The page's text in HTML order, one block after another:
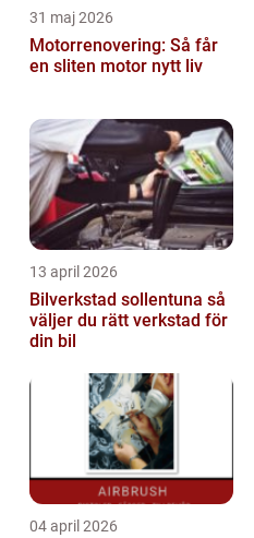
31 maj 2026
Motorrenovering: Så får
en sliten motor nytt liv
13 april 2026
Bilverkstad sollentuna så
väljer du rätt verkstad för
din bil
04 april 2026